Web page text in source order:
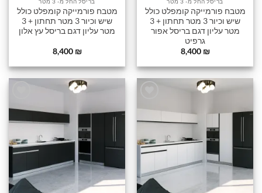
מטבח פורמייקה קומפלט כולל
שיש וכיור 3 מטר תחתון + 3
מטר עליון דגם בריסל אפור
גרפיט
8,400 ₪
מטבח פורמייקה קומפלט כולל
שיש וכיור 3 מטר תחתון + 3
מטר עליון דגם בריסל עץ אלון
8,400 ₪
שלי
הוסף
שלי